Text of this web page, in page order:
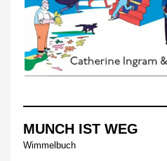
MUNCH IST WEG
Wimmelbuch